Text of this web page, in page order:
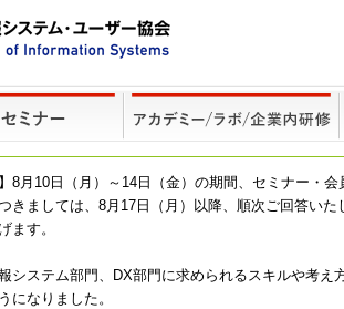
8月10日（月）～14日（金）の期間、セミナー・
きましては、8月17日（月）以降、順次ご回答い
ます。
システム部門、DX部門に求められるスキルや考え
になりました。